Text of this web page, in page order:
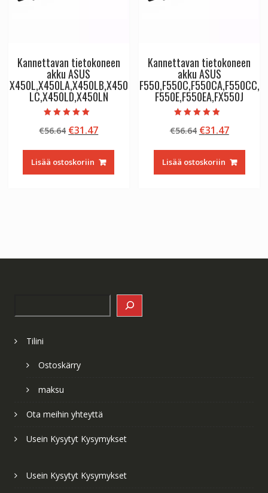
Kannettavan tietokoneen
akku ASUS
X450L,X450LA,X450LB,X450
LC,X450LD,X450LN
tuotteesta:
5.00
€56.64 Alkuperäinen
oli:
€56.64.
€31.47Nykyinen
on:
€31.47.
Lisää ostoskoriin
Kannettavan tietokoneen
akku ASUS
F550,F550C,F550CA,F550CC,
F550E,F550EA,FX550J
tuotteesta:
4.50
€56.64 Alkuperäinen
oli:
€56.64.
€31.47
on:
€31.47.
Lisää ostoskoriin
Tilini
Ostoskärry
maksu
Ota meihin yhteyttä
Usein Kysytyt Kysymykset
Usein Kysytyt Kysymykset